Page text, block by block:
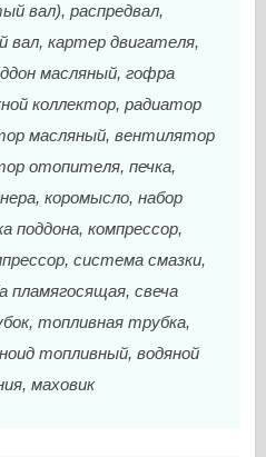
вал), распредвал,
вал, картер двигателя,
масляный, гофра
коллектор, радиатор
масляный, вентилятор
отопителя, печка,
коромысло, набор
поддона, компрессор,
система смазки,
пламягосящая, свеча
топливная трубка,
топливный, водяной
маховик